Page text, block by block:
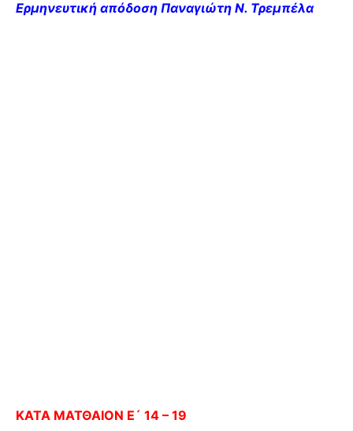
Ερμηνευτική απόδοση Παναγιώτη Ν. Τρεμπέλα
ΚΑΤΑ ΜΑΤΘΑΙΟΝ Ε´ 14 – 19